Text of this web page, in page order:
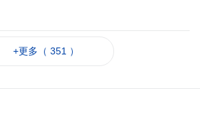
+更多（ 351 ）